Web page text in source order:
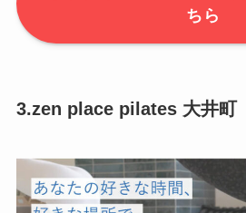
ちら
3.zen place pilates 大井町